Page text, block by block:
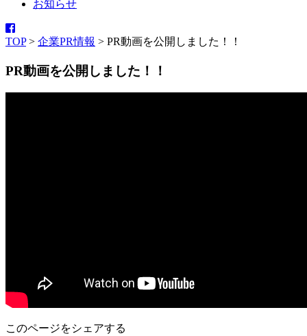
お知らせ
TOP> 企業PR情報 > PR動画を公開しました！！
PR動画を公開しました！！
このページをシェアする